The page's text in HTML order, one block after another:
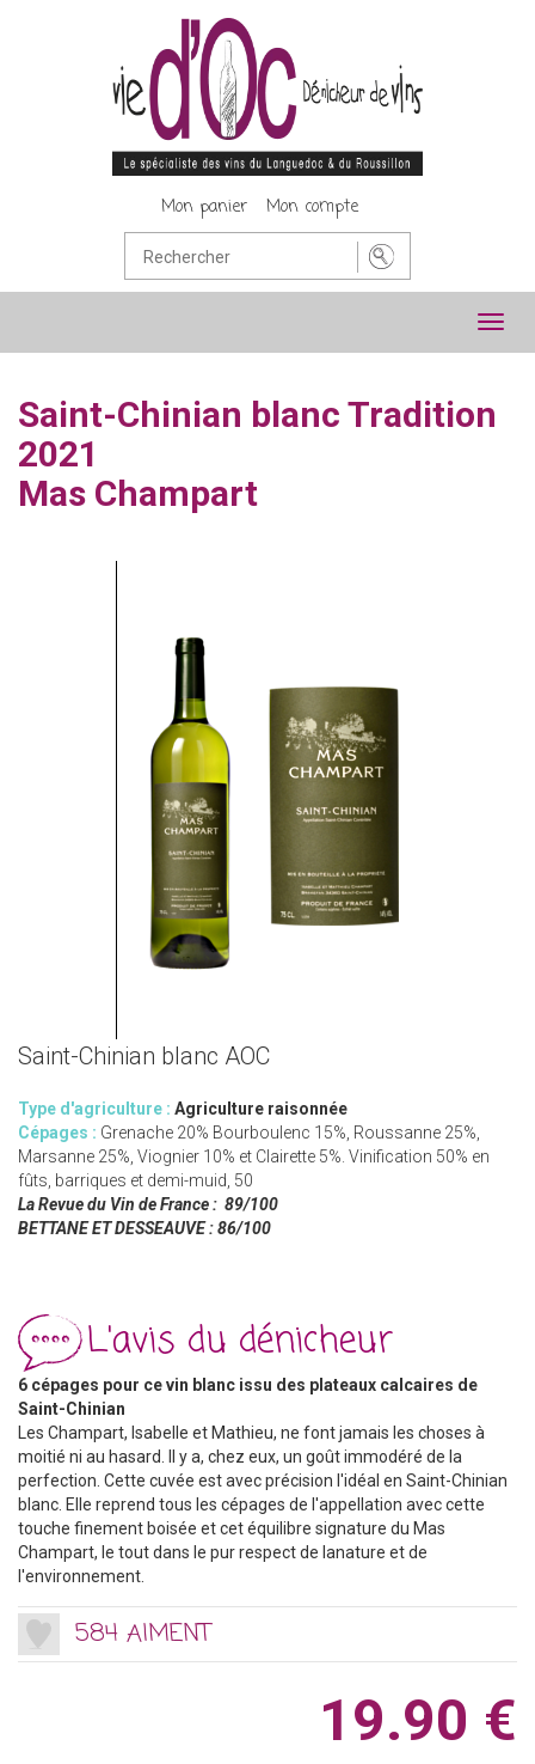
Mon panier Mon compte
Saint-Chinian blanc Tradition
2021
Mas Champart
Saint-Chinian blanc AOC
Type d'agriculture : Agriculture raisonnée
Cépages : Grenache 20% Bourboulenc 15%, Roussanne 25%,
Marsanne 25%, Viognier 10% et Clairette 5%. Vinification 50% en
fûts, barriques et demi-muid, 50
La Revue du Vin de France : 89/100
BETTANE ET DESSEAUVE: 86/100
L'avis du dénicheur
6 cépages pour ce vin blanc issu des plateaux calcaires de
Saint-Chinian
Les Champart, Isabelle et Mathieu, ne font jamais les choses à
moitié ni au hasard. Il y a, chez eux, un goût immodéré de la
perfection. Cette cuvée est avec précision l'idéal en Saint-Chinian
blanc. Elle reprend tous les cépages de l'appellation avec cette
touche finement boisée et cet équilibre signature du Mas
Champart, le tout dans le pur respect de lanature et de
l'environnement.
584 AIMENT
19.90 €